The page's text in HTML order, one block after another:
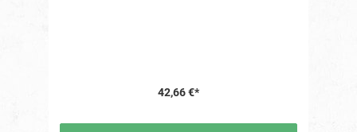
Anwendungen, von der Staubentfernung bis zum
42,66 €*